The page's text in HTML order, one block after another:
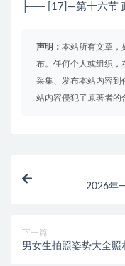
├── [ 17 —第十六节
声明： 本站所有文章，
布。任何个人或组织，
采集、发布本站内容到
站内容侵犯了原著者的
2026年
下一篇
男女生拍照姿势大全照